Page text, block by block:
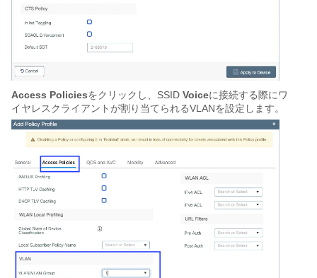
Access Policiesをクリックし、SSID Voiceに接続する際にワ
イヤレスクライアントが割り当てられるVLANを設定します。